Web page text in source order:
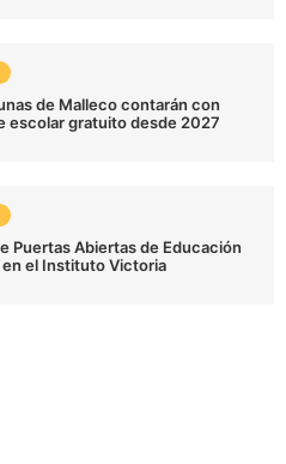
de Malleco contarán con
escolar gratuito desde 2027
Puertas Abiertas de Educación
en el Instituto Victoria